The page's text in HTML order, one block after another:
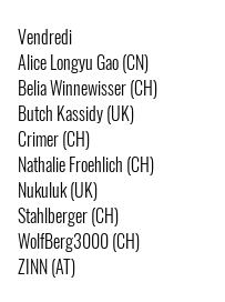
Vendredi
Alice Longyu Gao (CN)
Belia Winnewisser (CH)
Butch Kassidy (UK)
Crimer (CH)
Nathalie Froehlich (CH)
Nukuluk (UK)
Stahlberger (CH)
WolfBerg3000 (CH)
ZINN (AT)